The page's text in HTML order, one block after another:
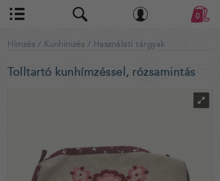
0
Hímzés / Kunhímzés / Használati tárgyak
Tolltartó kunhímzéssel, rózsamintás